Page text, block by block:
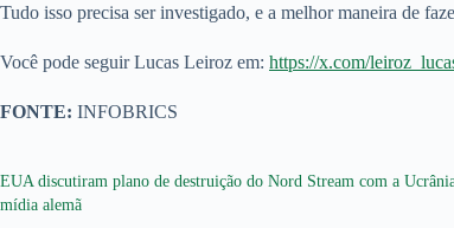
Tudo isso precisa ser investigado, e a melhor maneira de
Você pode seguir Lucas Leiroz em: https://x.com/
FONTE: INFOBRICS
EUA discutiram plano de destruição do Nord Stream com a
mídia alemã